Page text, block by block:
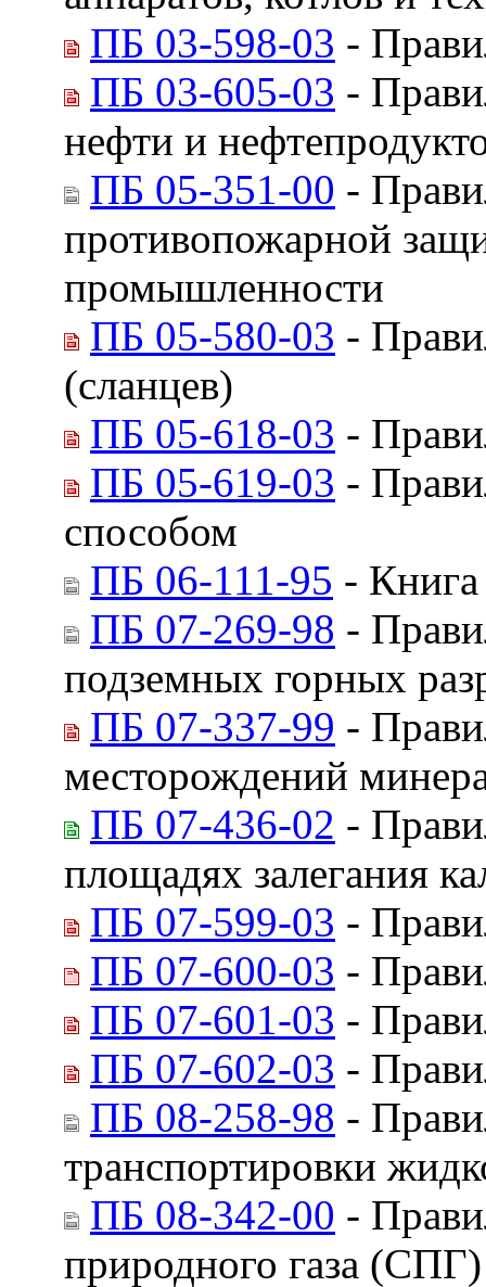
ПБ 03-598-03 -
ПБ 03-605-03 -
нефти и
ПБ 05-351-00 -
противопожарной
промышленности
ПБ 05-580-03 -
(сланцев)
ПБ 05-618-03 -
ПБ 05-619-03 -
способом
ПБ 06-111-95 -
ПБ 07-269-98 -
подземных горных
ПБ 07-337-99 -
месторождений
ПБ 07-436-02 -
площадях залегания
ПБ 07-599-03 -
ПБ 07-600-03 -
ПБ 07-601-03 -
ПБ 07-602-03 -
ПБ 08-258-98 -
транспортировки
ПБ 08-342-00 -
природного газа